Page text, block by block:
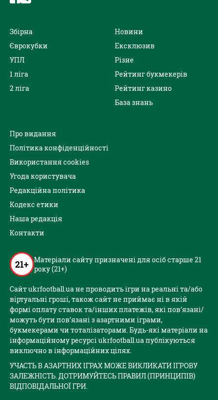
Збірна
Єврокубки
УПЛ
1 ліга
2 ліга
Новини
Ексклюзив
Різне
Рейтинг букмекерів
Рейтинг казино
База знань
Про видання
Політика конфіденційності
Використання cookies
Угода користувача
Редакційна політика
Кодекс етики
Наша редакція
Контакти
21+ Матеріали сайту призначені для осіб старше 21
року (21+)
Сайт ukrfootball.ua не проводить ігри на реальні та/або
віртуальні гроші, також сайт не приймає ні в якій
формі оплату ставок та/інших платежів, які пов’язані/
можуть бути пов’язані з азартними іграми,
букмекерами чи тоталізаторами. Будь-які матеріали на
інформаційному ресурсі ukrfootball.ua публікуються
виключно в інформаційних цілях.
УЧАСТЬ В АЗАРТНИХ ІГРАХ МОЖЕ ВИКЛИКАТИ ІГРОВУ
ЗАЛЕЖНІСТЬ. ДОТРИМУЙТЕСЬ ПРАВИЛ (ПРИНЦИПІВ)
ВІДПОВІДАЛЬНОЇ ГРИ.